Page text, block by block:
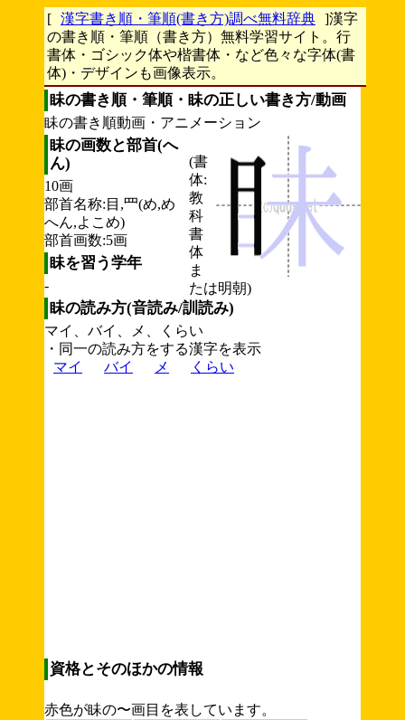
[ 漢字書き順・筆順(書き方)調べ無料辞典 ]漢字
の書き順・筆順（書き方）無料学習サイト。行
書体・ゴシック体や楷書体・など色々な字体(書
体)・デザインも画像表示。
眛の書き順・筆順・眛の正しい書き方/動画
眛の書き順動画・アニメーション
(書
体:
教
科
書
体
ま
たは明朝)
眛の画数と部首(へ
ん)
10画
部首名称:目,罒(め,め
へん,よこめ)
部首画数:5画
眛を習う学年
-
眛の読み方(音読み/訓読み)
マイ、バイ、メ、くらい
・同一の読み方をする漢字を表示
マイ
バイ メ くらい
資格とそのほかの情報
赤色が眛の〜画目を表しています。